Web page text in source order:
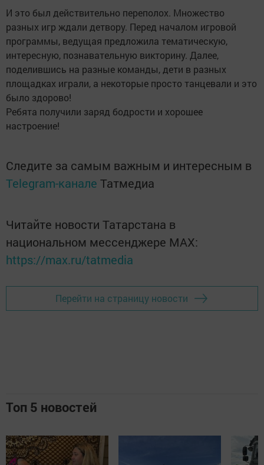
И это был действительно переполох. Множество
разных игр ждали детвору. Перед началом игровой
программы, ведущая предложила тематическую,
интересную, познавательную викторину. Далее,
поделившись на разные команды, дети в разных
площадках играли, а некоторые просто танцевали и это
было здорово!
Ребята получили заряд бодрости и хорошее
настроение!
Следите за самым важным и интересным в
Telegram-канале Татмедиа
Читайте новости Татарстана в
национальном мессенджере MАХ:
https://max.ru/tatmedia
Перейти на страницу новости
Топ 5 новостей